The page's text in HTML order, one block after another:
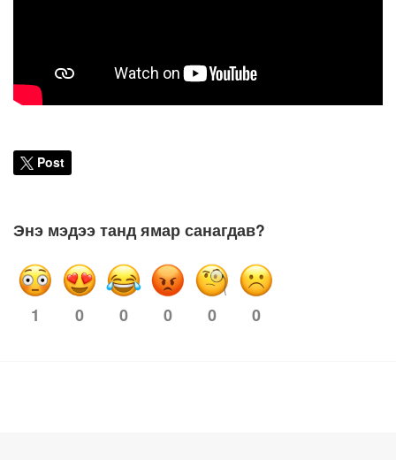
Post
Энэ мэдээ танд ямар санагдав?
1 0 0 0 0 0